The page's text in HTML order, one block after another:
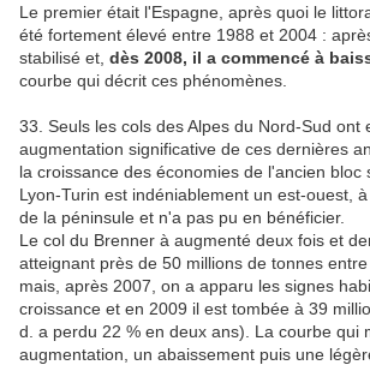
Le premier était l'Espagne, après quoi le
été fortement élevé entre 1988 et 2004 :
stabilisé et, dès 2008, il a commencé à
courbe qui décrit ces phénomènes.
33. Seuls les cols des Alpes du Nord-Sud ont
augmentation significative de ces dernières
la croissance des économies de l'ancien bloc
Lyon-Turin est indéniablement un est-ouest,
de la péninsule et n'a pas pu en bénéficier.
Le col du Brenner à augmenté deux fois et
atteignant près de 50 millions de tonnes
mais, après 2007, on a apparu les signes
croissance et en 2009 il est tombée à 39
d. a perdu 22 % en deux ans). La courbe qui
augmentation, un abaissement puis une